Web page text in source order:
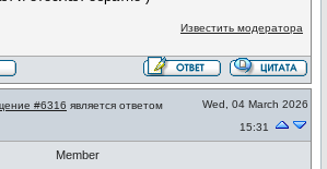
Известить модератора
#6316 является ответом
Wed, 04 March 2026
15:31
Member